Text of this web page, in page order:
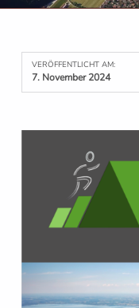
VERÖFFENTLICHT AM:
7. November 2024